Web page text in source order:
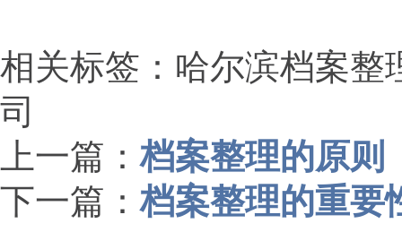
相关标签：哈尔滨档案
司
上一篇：档案整理的原则
下一篇：档案整理的重要